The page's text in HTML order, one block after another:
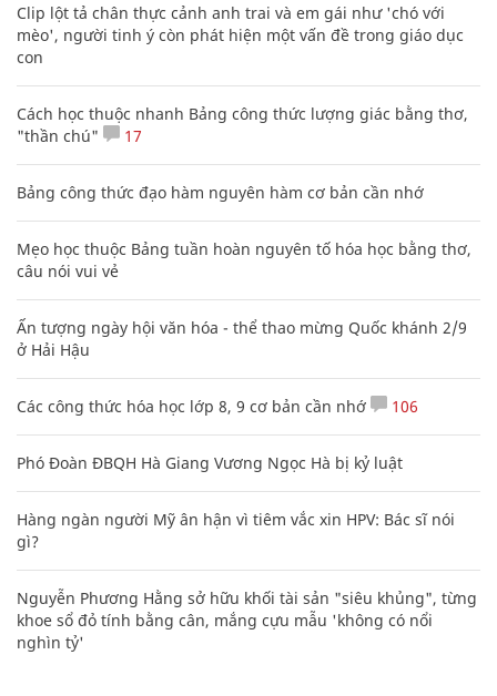
Clip lột tả chân thực cảnh anh trai và em gái như 'chó với
mèo', người tinh ý còn phát hiện một vấn đề trong giáo dục
con
Cách học thuộc nhanh Bảng công thức lượng giác bằng thơ,
"thần chú"
17
Bảng công thức đạo hàm nguyên hàm cơ bản cần nhớ
Mẹo học thuộc Bảng tuần hoàn nguyên tố hóa học bằng thơ,
câu nói vui vẻ
Ấn tượng ngày hội văn hóa - thể thao mừng Quốc khánh 2/9
ở Hải Hậu
Các công thức hóa học lớp 8, 9 cơ bản cần nhớ 106
Phó Đoàn ĐBQH Hà Giang Vương Ngọc Hà bị kỷ luật
Hàng ngàn người Mỹ ân hận vì tiêm vắc xin HPV: Bác sĩ nói
gì?
Nguyễn Phương Hằng sở hữu khối tài sản "siêu khủng", từng
khoe sổ đỏ tính bằng cân, mắng cựu mẫu 'không có nổi
nghìn tỷ'